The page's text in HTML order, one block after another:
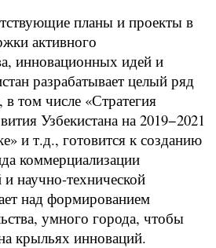
планы и проекты в
активного
инновационных идей и
разрабатывает целый ряд
том числе «Стратегия
Узбекистана на 2019−2021
и т.д., готовится к созданию
коммерциализации
и научно-технической
над формированием
умного города, чтобы
крыльях инноваций.